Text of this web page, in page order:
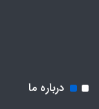
درباره ما